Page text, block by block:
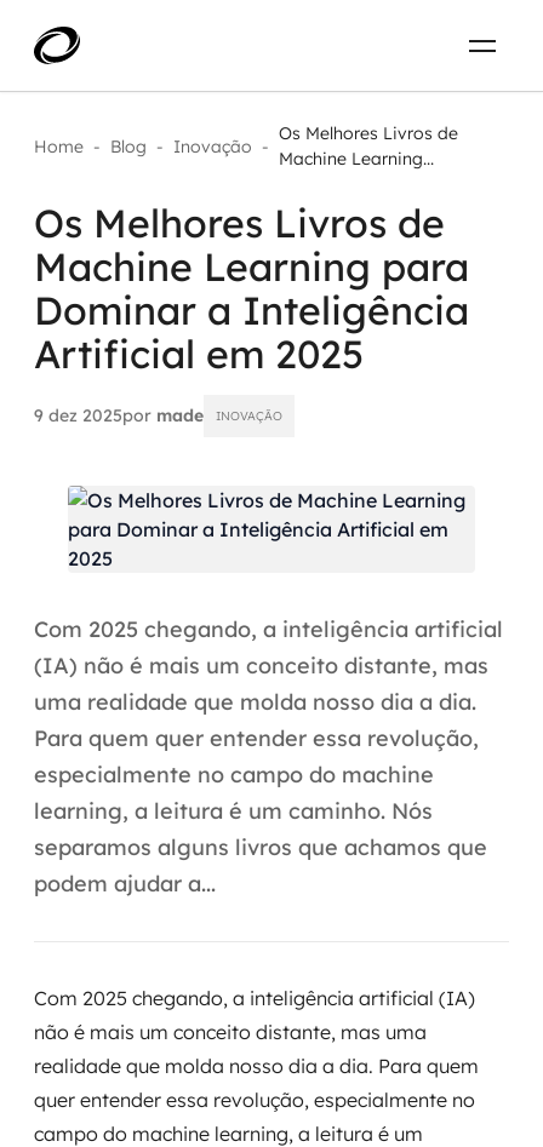
Aplicar IA com impacto real
AI / Machine Learning
IA Generativa
Agentes de IA
Aceleradores de IA
Automação inteligente
RPA e hiperautomação
AI Day
Transformar dados em decisão
Data Analytics
Engenharia de dados
Business Intelligence
Data Lakes & Warehouses
Governança de dados
Projetos
Carreira
Home - Blog - Inovação -
Os Melhores Livros de
Machine Learning...
Os Melhores Livros de
Machine Learning para
Dominar a Inteligência
Artificial em 2025
9 dez 2025por made INOVAÇÃO
Com 2025 chegando, a inteligência artificial
(IA) não é mais um conceito distante, mas
uma realidade que molda nosso dia a dia.
Para quem quer entender essa revolução,
especialmente no campo do machine
learning, a leitura é um caminho. Nós
separamos alguns livros que achamos que
podem ajudar a...
Com 2025 chegando, a inteligência artificial (IA)
não é mais um conceito distante, mas uma
realidade que molda nosso dia a dia. Para quem
quer entender essa revolução, especialmente no
campo do machine learning, a leitura é um